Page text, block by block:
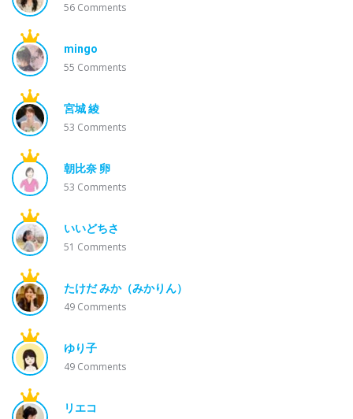
56 Comments
mingo
55 Comments
宮城 綾
53 Comments
朝比奈 卵
53 Comments
いいどちさ
51 Comments
たけだ みか（みかりん）
49 Comments
ゆり子
49 Comments
リエコ